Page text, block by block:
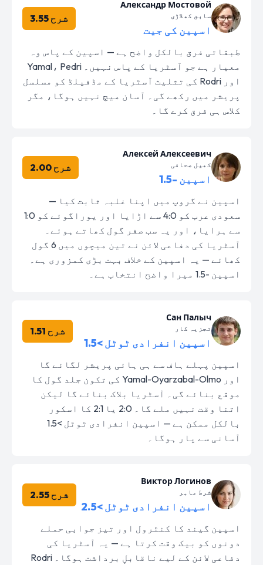
Александр Мостовой
سابق کھلاڑی
اسپین کی جیت
شرح 3.55
طبقاتی فرق بالکل واضح ہے — اسپین کے پاس وہ
معیار ہے جو آسٹریا کے پاس نہیں۔ Yamal، Pedri
اور Rodri کی تثلیث آسٹریا کے مڈفیلڈ کو مسلسل
پریشر میں رکھے گی۔ آسان میچ نہیں ہوگا، مگر
کلاس ہی فرق کرے گا۔
Алексей Алексеевич
کھیل صحافی
اسپین -1.5
شرح 2.00
اسپین نے گروپ میں اپنا غلبہ ثابت کیا —
سعودی عرب کو 4:0 سے اڑایا اور یوراگوئے کو 1:0
سے ہرایا، اور یہ سب صفر گول کھاتے ہوئے۔
آسٹریا کی دفاعی لائن نے تین میچوں میں 6 گول
کھائے — یہ اسپین کے خلاف بہت بڑی کمزوری ہے۔
اسپین -1.5 میرا واضح انتخاب ہے۔
Сан Палыч
تجزیہ کار
اسپین انفرادی ٹوٹل >1.5
شرح 1.51
اسپین پہلے ہاف سے ہی ہائی پریشر لگائے گا
اور Yamal-Oyarzabal-Olmo کی تکون جلد گول کا
موقع بنائے گی۔ آسٹریا بلاک بنائے گا لیکن
اتنا وقت نہیں ملے گا۔ 2:0 یا 2:1 کا اسکور
بالکل ممکن ہے — اسپین انفرادی ٹوٹل >1.5
آسانی سے پار ہوگا۔
Виктор Логинов
شرط ماہر
اسپین انفرادی ٹوٹل >2.5
شرح 2.55
اسپین گیند کا کنٹرول اور تیز جوابی حملے
دونوں کو بیک وقت کرتا ہے — یہ آسٹریا کی
دفاعی لائن کے لیے ناقابلِ برداشت ہوگا۔ Rodri